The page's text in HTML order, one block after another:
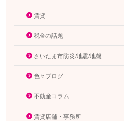
賃貸
税金の話題
さいたま市防災/地震/地盤
色々ブログ
不動産コラム
賃貸店舗・事務所